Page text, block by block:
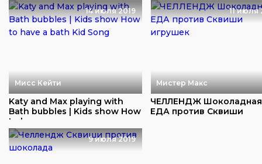
14 июля 2019
Мисс Кейти
Katy and Max playing with
Bath bubbles | Kids show How
to ha...
11 июля
Мистер Макс
ЧЕЛЛЕНДЖ Шоколадная
ЕДА против Сквиши
9 июля 2019